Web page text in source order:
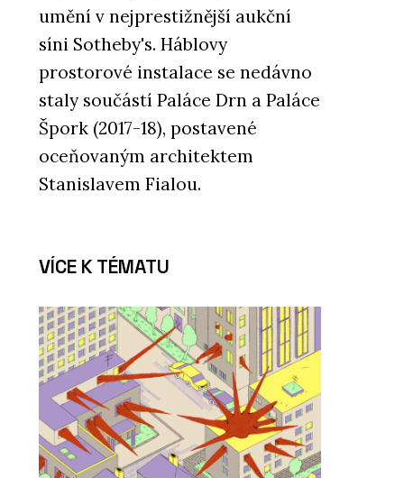
umění v nejprestižnější aukční
síni Sotheby's. Háblovy
prostorové instalace se nedávno
staly součástí Paláce Drn a Paláce
Špork (2017-18), postavené
oceňovaným architektem
Stanislavem Fialou.
VÍCE K TÉMATU